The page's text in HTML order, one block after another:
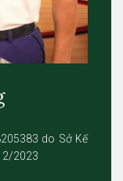
do Sở Kế
2023